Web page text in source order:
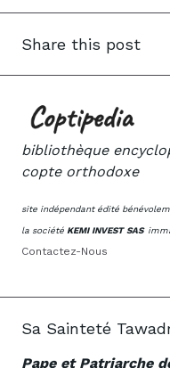
Share this post
bibliothèque
copte orthodoxe
site indépendant édité
la société KEMI INVEST SAS
Contactez-Nous
Sa Sainteté
Pape et Patriarche